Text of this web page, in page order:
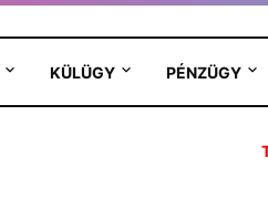
KÜLÜGY PÉNZÜGY